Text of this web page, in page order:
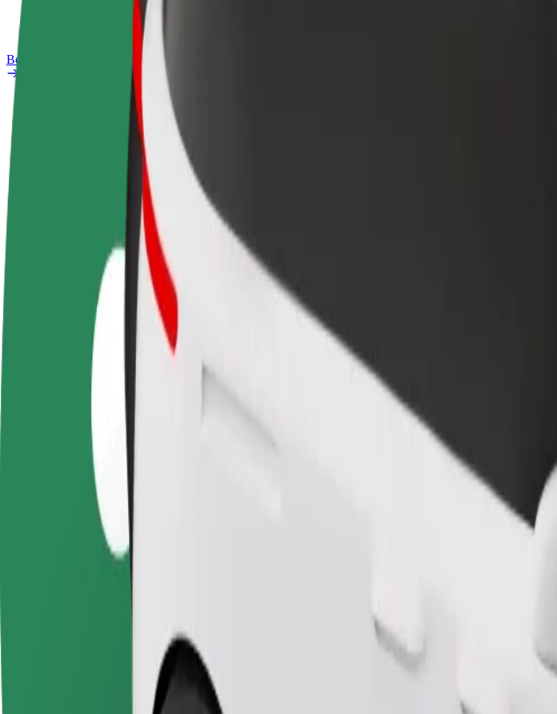
Bolt Plus
Devenir partenaire chauffeur
Générez des revenus selon
vos conditions
Devenir livreur
Livrez des repas et générez des revenus
chaque semaine
Comment se rendre de Amsterdam Schiphol Airport (AMS) à Station Noord
À la recherche du meilleur trajet entre Amsterdam Schiphol Airport (AMS) et Station Noord ? Explorez nos
Amsterdam Schiphol Airport (AMS)
Praticité et confort, en quelques clics !
Trajets fiables dans des voitures classiques de taille moyenne.
Temps de trajet estimé